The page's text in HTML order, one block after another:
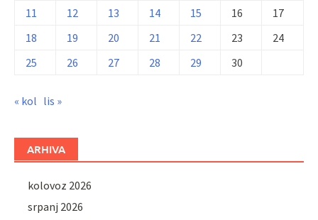
11
12 13 14 15 16
17
18
19 20 21 22 23
24
25
26 27 28 29 30
« kol lis »
ARHIVA
kolovoz 2026
srpanj 2026